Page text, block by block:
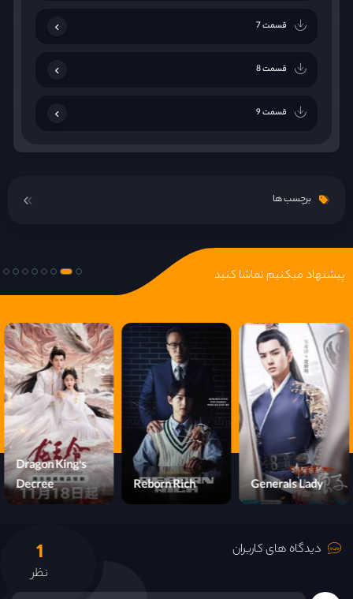
قسمت 7
قسمت 8
قسمت 9
قسمت 10
قسمت 11
قسمت 14
قسمت 15
قسمت 16
قسمت 17
قسمت 18
قسمت 19
قسمت 20
برچسب ها
پیشنهاد میکنیم تماشا کنید
Generals Lady
Reborn Rich
Dragon King's
Decree
دیدگاه های کاربران 1
نظر